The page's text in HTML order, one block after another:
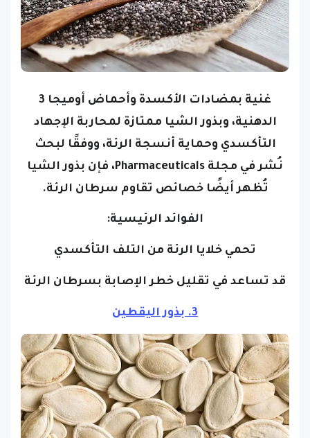
غنية بمضادات الأكسدة وأحماض أوميجا 3
الدهنية، وبذور الشيا ممتازة لمحاربة الإجهاد
التأكسدي وحماية أنسجة الرئة، ووفقًا لبحث
نُشر في مجلة Pharmaceuticals، فإن بذور الشيا
تُظهر أيضًا خصائص تقاوم سرطان الرئة.
الفوائد الرئيسية:
تحمي خلايا الرئة من التلف التأكسدي
قد تساعد في تقليل خطر الإصابة بسرطان الرئة
3. بذور اليقطين